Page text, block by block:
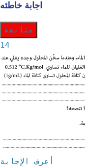
اجابة خاطئه
متابعة
14
أعرف الإجابة